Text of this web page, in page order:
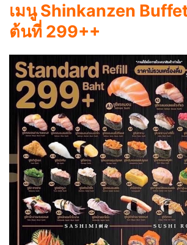
เมนู Shinkanzen
ต้นที่ 299++